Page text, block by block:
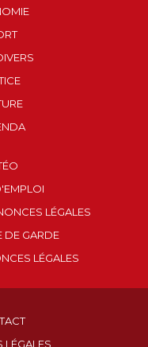
LÉGALES
DE GARDE
LÉGALES
LÉGALES